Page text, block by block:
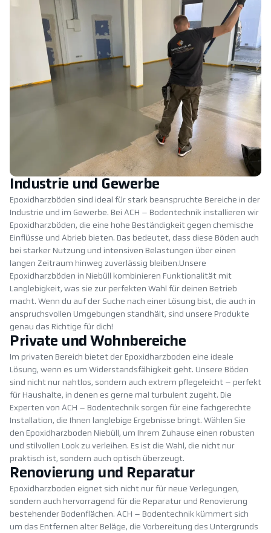
Industrie und Gewerbe
Epoxidharzböden sind ideal für stark beanspruchte Bereiche in der
Industrie und im Gewerbe. Bei ACH – Bodentechnik installieren wir
Epoxidharzböden, die eine hohe Beständigkeit gegen chemische
Einflüsse und Abrieb bieten. Das bedeutet, dass diese Böden auch
bei starker Nutzung und intensiven Belastungen über einen
langen Zeitraum hinweg zuverlässig bleiben.Unsere
Epoxidharzböden in Niebüll kombinieren Funktionalität mit
Langlebigkeit, was sie zur perfekten Wahl für deinen Betrieb
macht. Wenn du auf der Suche nach einer Lösung bist, die auch in
anspruchsvollen Umgebungen standhält, sind unsere Produkte
genau das Richtige für dich!
Private und Wohnbereiche
Im privaten Bereich bietet der Epoxidharzboden eine ideale
Lösung, wenn es um Widerstandsfähigkeit geht. Unsere Böden
sind nicht nur nahtlos, sondern auch extrem pflegeleicht – perfekt
für Haushalte, in denen es gerne mal turbulent zugeht. Die
Experten von ACH – Bodentechnik sorgen für eine fachgerechte
Installation, die Ihnen langlebige Ergebnisse bringt. Wählen Sie
den Epoxidharzboden Niebüll, um Ihrem Zuhause einen robusten
und stilvollen Look zu verleihen. Es ist die Wahl, die nicht nur
praktisch ist, sondern auch optisch überzeugt.
Renovierung und Reparatur
Epoxidharzboden eignet sich nicht nur für neue Verlegungen,
sondern auch hervorragend für die Reparatur und Renovierung
bestehender Bodenflächen. ACH – Bodentechnik kümmert sich
um das Entfernen alter Beläge, die Vorbereitung des Untergrunds